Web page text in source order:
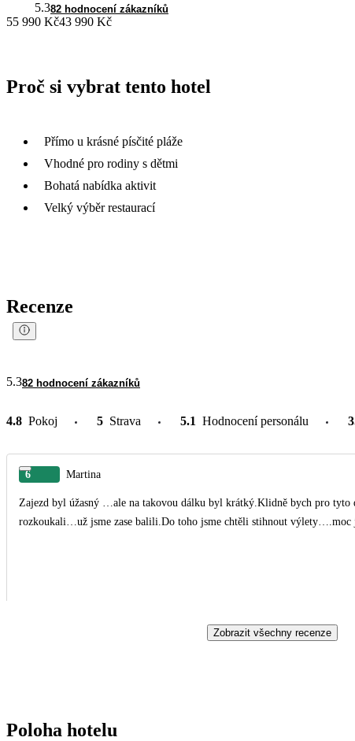
5.382 hodnocení zákazníků
55 990 Kč43 990 Kč
Proč si vybrat tento hotel
Přímo u krásné písčité pláže
Vhodné pro rodiny s dětmi
Bohatá nabídka aktivit
Velký výběr restaurací
Recenze
5.382 hodnocení zákazníků
4.8 Pokoj 5 Strava 5.1 Hodnocení personálu
6 Martina
Zajezd byl úžasný …ale na takovou dálku byl krátký.Klidně bych pro tyto
rozkoukali…už jsme zase balili.Do toho jsme chtěli stihnout výlety….moc
Zobrazit všechny recenze
Poloha hotelu